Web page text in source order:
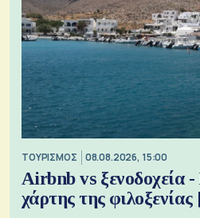
ΤΟΥΡΙΣΜΟΣ 08.08.2026, 15:00
Airbnb vs ξενοδοχεία
χάρτης της